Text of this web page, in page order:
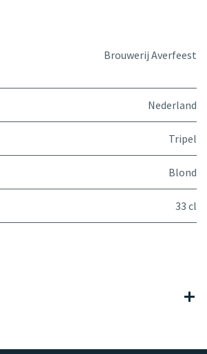
Brouwerij Averfeest
Nederland
Tripel
Blond
33 cl